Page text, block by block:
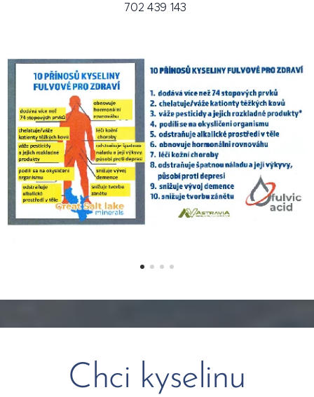
702 439 143
Chci kyselinu